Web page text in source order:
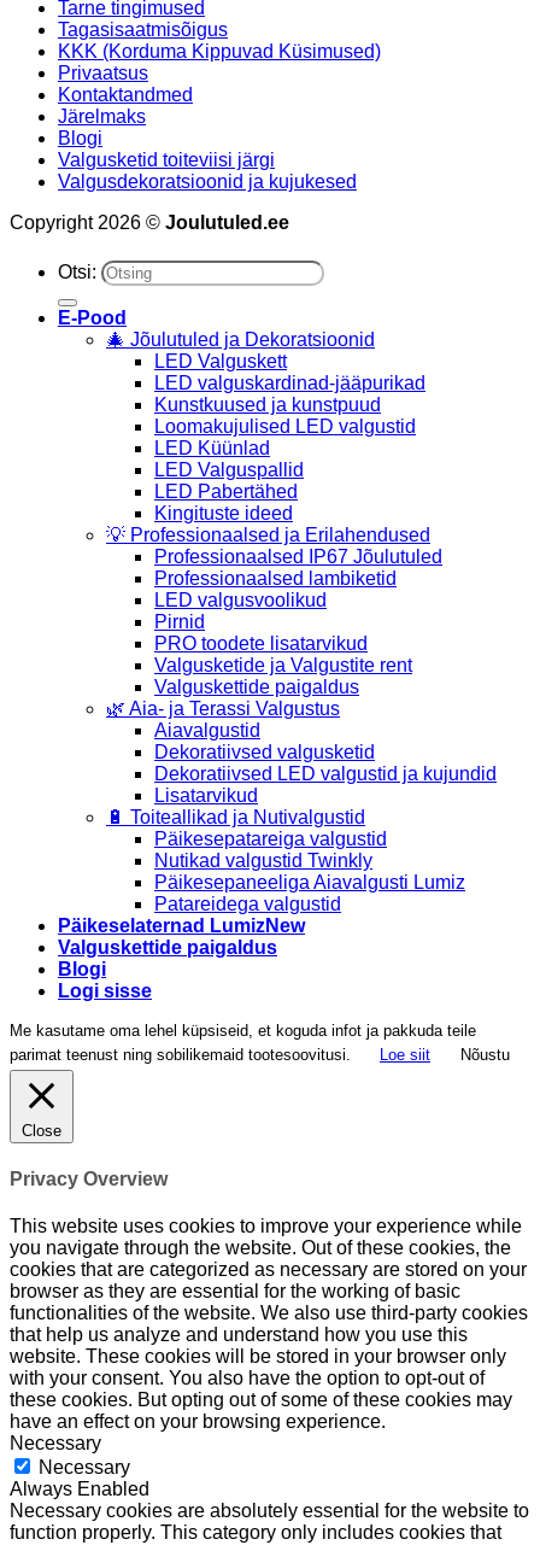
Tarne tingimused
Tagasisaatmisõigus
KKK (Korduma Kippuvad Küsimused)
Privaatsus
Kontaktandmed
Järelmaks
Blogi
Valgusketid toiteviisi järgi
Valgusdekoratsioonid ja kujukesed
Copyright 2026 © Joulutuled.ee
Otsi:
E-Pood
🎄 Jõulutuled ja Dekoratsioonid
LED Valguskett
LED valguskardinad-jääpurikad
Kunstkuused ja kunstpuud
Loomakujulised LED valgustid
LED Küünlad
LED Valguspallid
LED Pabertähed
Kingituste ideed
💡 Professionaalsed ja Erilahendused
Professionaalsed IP67 Jõulutuled
Professionaalsed lambiketid
LED valgusvoolikud
Pirnid
PRO toodete lisatarvikud
Valgusketide ja Valgustite rent
Valguskettide paigaldus
🌿 Aia- ja Terassi Valgustus
Aiavalgustid
Dekoratiivsed valgusketid
Dekoratiivsed LED valgustid ja kujundid
Lisatarvikud
🔋 Toiteallikad ja Nutivalgustid
Päikesepatareiga valgustid
Nutikad valgustid Twinkly
Päikesepaneeliga Aiavalgusti Lumiz
Patareidega valgustid
Päikeselaternad Lumiz
Valguskettide paigaldus
Blogi
Logi sisse
Me kasutame oma lehel küpsiseid, et koguda infot ja pakkuda teile
parimat teenust ning sobilikemaid tootesoovitusi.
Loe siit Nõustu
Close
Privacy Overview
This website uses cookies to improve your experience while
you navigate through the website. Out of these cookies, the
cookies that are categorized as necessary are stored on your
browser as they are essential for the working of basic
functionalities of the website. We also use third-party cookies
that help us analyze and understand how you use this
website. These cookies will be stored in your browser only
with your consent. You also have the option to opt-out of
these cookies. But opting out of some of these cookies may
have an effect on your browsing experience.
Necessary
Necessary
Always Enabled
Necessary cookies are absolutely essential for the website to
function properly. This category only includes cookies that